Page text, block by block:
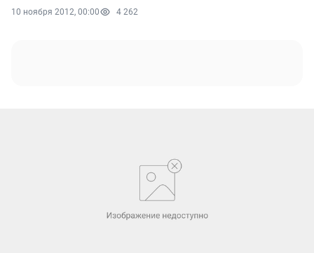
10 ноября 2012, 00:00 4 262